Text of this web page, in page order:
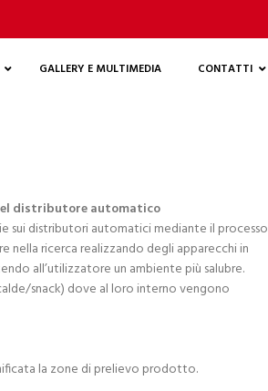
GALLERY E MULTIMEDIA CONTATTI
del distributore automatico
sui distributori automatici mediante il processo
nella ricerca realizzando degli apparecchi in
all’utilizzatore un ambiente più salubre.
snack) dove al loro interno vengono
la zone di prelievo prodotto.